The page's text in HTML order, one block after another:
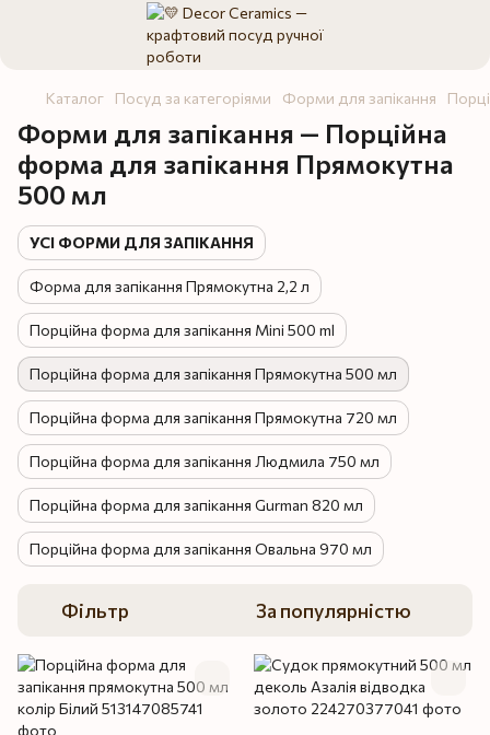
Каталог Посуд за категоріями Форми для запікання
Форми для запікання — Порційна
форма для запікання Прямокутна
500 мл
УСІ ФОРМИ ДЛЯ ЗАПІКАННЯ
Форма для запікання Прямокутна 2,2 л
Порційна форма для запікання Mini 500 ml
Порційна форма для запікання Прямокутна 500 мл
Порційна форма для запікання Прямокутна 720 мл
Порційна форма для запікання Людмила 750 мл
Порційна форма для запікання Gurman 820 мл
Порційна форма для запікання Овальна 970 мл
Фільтр За популярністю